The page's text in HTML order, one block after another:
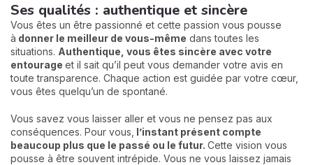
Ses qualités : authentique et sincère
Vous êtes un être passionné et cette passion vous pousse
à donner le meilleur de vous-même dans toutes les
situations. Authentique, vous êtes sincère avec votre
entourage et il sait qu’il peut vous demander votre avis en
toute transparence. Chaque action est guidée par votre cœur,
vous êtes quelqu’un de spontané.
Vous savez vous laisser aller et vous ne pensez pas aux
conséquences. Pour vous, l’instant présent compte
beaucoup plus que le passé ou le futur. Cette vision vous
pousse à être souvent intrépide. Vous ne vous laissez jamais